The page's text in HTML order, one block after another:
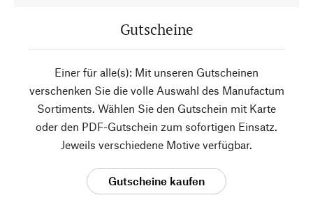
Gutscheine
Einer für alle(s): Mit unseren Gutscheinen
verschenken Sie die volle Auswahl des Manufactum
Sortiments. Wählen Sie den Gutschein mit Karte
oder den PDF-Gutschein zum sofortigen Einsatz.
Jeweils verschiedene Motive verfügbar.
Gutscheine kaufen